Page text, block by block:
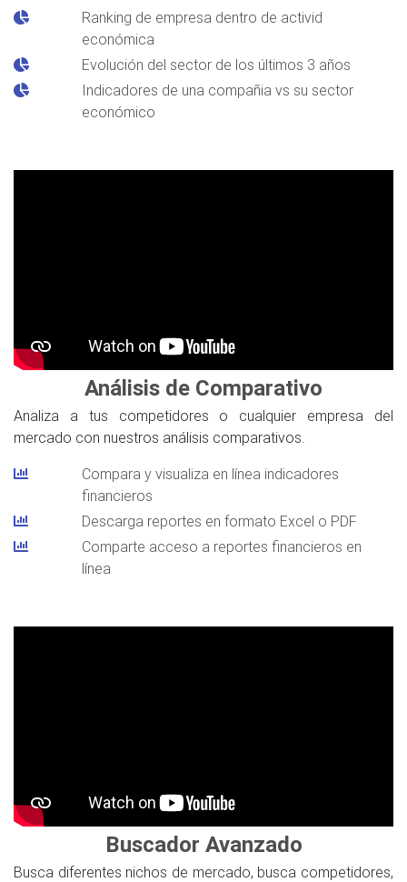
Ranking de empresa dentro de activid
económica
Evolución del sector de los últimos 3 años
Indicadores de una compañia vs su sector
económico
Análisis de Comparativo
Analiza a tus competidores o cualquier empresa del
mercado con nuestros análisis comparativos.
Compara y visualiza en línea indicadores
financieros
Descarga reportes en formato Excel o PDF
Comparte acceso a reportes financieros en
línea
Buscador Avanzado
Busca diferentes nichos de mercado, busca competidores,